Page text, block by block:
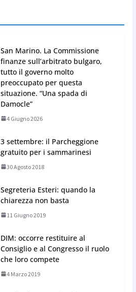
San Marino. La Commissione
finanze sull’arbitrato bulgaro,
tutto il governo molto
preoccupato per questa
situazione. “Una spada di
Damocle”
4 Giugno 2026
3 settembre: il Parcheggione
gratuito per i sammarinesi
30 Agosto 2018
Segreteria Esteri: quando la
chiarezza non basta
11 Giugno 2019
DIM: occorre restituire al
Consiglio e al Congresso il ruolo
che loro compete
4 Marzo 2019